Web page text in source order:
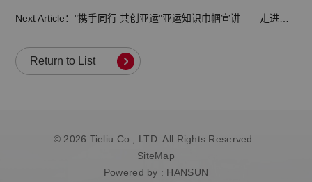
Next Article："携手同行 共创亚运"亚运知识巾帼宣讲——走进铁流股份
Return to List
© 2026 Tieliu Co., LTD. All Rights Reserved.
SiteMap
Powered by : HANSUN